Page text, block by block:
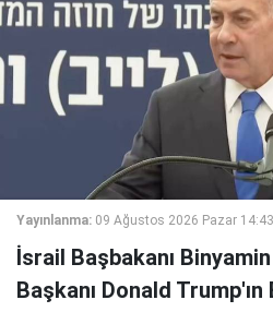
Yayınlanma: 09 Ağustos 2026 Pazar 14:43
İsrail Başbakanı
Başkanı Donald Trump'ın